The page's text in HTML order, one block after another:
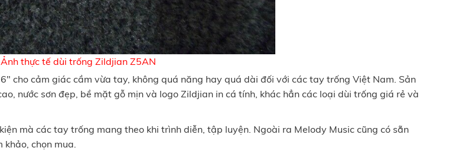
Ảnh thực tế dùi trống Zildjian Z5AN
cho cảm giác cầm vừa tay, không quá năng hay quá dài đối với các tay trống Việt Nam. Sản
nước sơn đẹp, bề mặt gỗ mịn và logo Zildjian in cá tính, khác hẳn các loại dùi trống giá rẻ và
mà các tay trống mang theo khi trình diễn, tập luyện. Ngoài ra Melody Music cũng có sẵn
chọn mua.